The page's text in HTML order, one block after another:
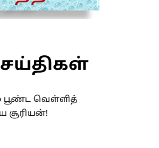
வெள்ளித்
சூரியன்!